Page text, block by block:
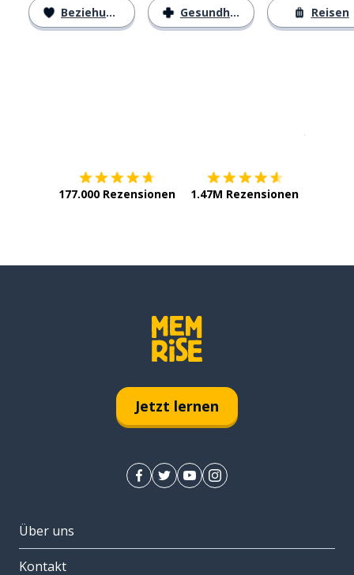
Beziehungen Gesundheit Reisen
177.000 Rezensionen 1.47M Rezensionen
Jetzt lernen
Über uns
Kontakt